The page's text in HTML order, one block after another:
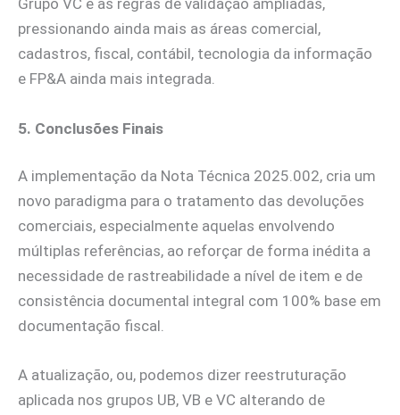
Grupo VC e as regras de validação ampliadas,
pressionando ainda mais as áreas comercial,
cadastros, fiscal, contábil, tecnologia da informação
e FP&A ainda mais integrada.
5. Conclusões Finais
A implementação da Nota Técnica 2025.002, cria um
novo paradigma para o tratamento das devoluções
comerciais, especialmente aquelas envolvendo
múltiplas referências, ao reforçar de forma inédita a
necessidade de rastreabilidade a nível de item e de
consistência documental integral com 100% base em
documentação fiscal.
A atualização, ou, podemos dizer reestruturação
aplicada nos grupos UB, VB e VC alterando de